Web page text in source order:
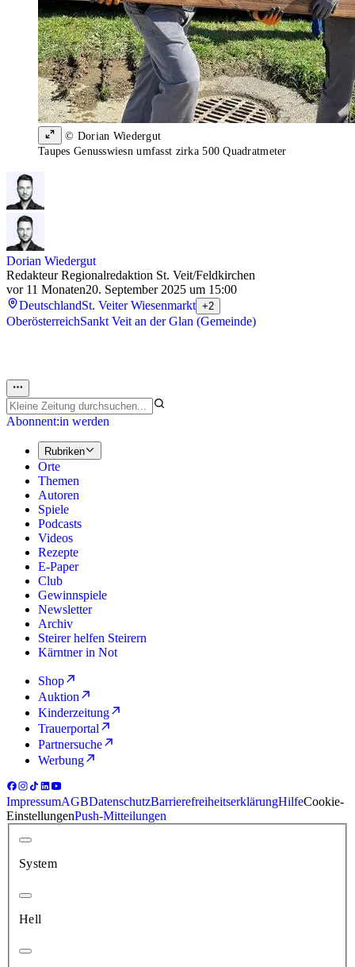
© Dorian Wiedergut
Taupes Genusswiesn umfasst zirka 500 Quadratmeter
Dorian Wiedergut
Redakteur Regionalredaktion St. Veit/Feldkirchen
vor 11 Monaten20. September 2025 um 15:00
DeutschlandSt. Veiter Wiesenmarkt +2
OberösterreichSankt Veit an der Glan (Gemeinde)
Abonnent:in werden
Rubriken
Orte
Themen
Autoren
Spiele
Podcasts
Videos
Rezepte
E-Paper
Club
Gewinnspiele
Newsletter
Archiv
Steirer helfen Steirern
Kärntner in Not
Shop
Auktion
Kinderzeitung
Trauerportal
Partnersuche
Werbung
ImpressumAGBDatenschutzBarrierefreiheitserklärungHilfeCookie-
EinstellungenPush-Mitteilungen
System
Hell